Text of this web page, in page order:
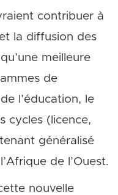
contribuer à
la diffusion des
meilleure
de
l’éducation, le
cycles (licence,
généralisé
de l’Ouest.
nouvelle